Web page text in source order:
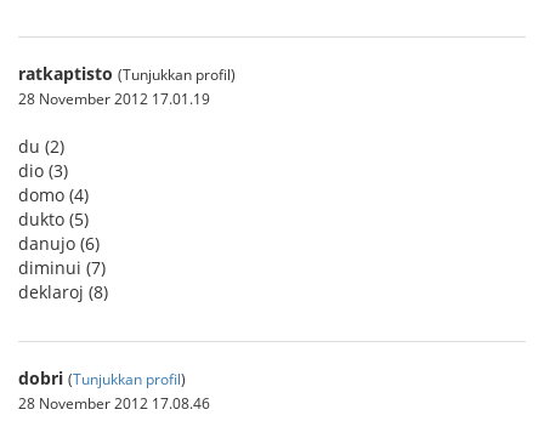
ratkaptisto (Tunjukkan profil)
28 November 2012 17.01.19
du (2)
dio (3)
domo (4)
dukto (5)
danujo (6)
diminui (7)
deklaroj (8)
dobri (Tunjukkan profil)
28 November 2012 17.08.46